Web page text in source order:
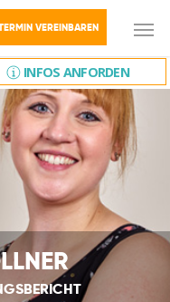
VEREINBAREN
INFOS ANFORDEN